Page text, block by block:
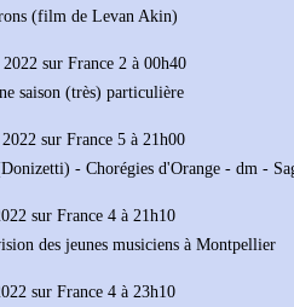
(film de Levan Akin)
sur France 2 à 00h40
saison (très) particulière
sur France 5 à 21h00
- Chorégies d'Orange - dm -
sur France 4 à 21h10
des jeunes musiciens à Montpellier
sur France 4 à 23h10